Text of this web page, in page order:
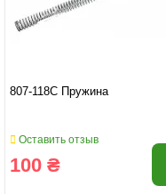
807-118C Пружина
Оставить отзыв
100 ₴